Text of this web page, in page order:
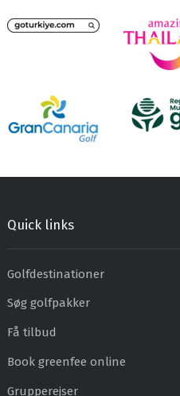
Quick links
Golfdestinationer
Søg golfpakker
Få tilbud
Book greenfee online
Grupperejser